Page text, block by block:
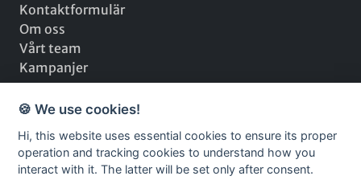
Kontaktformulär
Om oss
Vårt team
Kampanjer
Sociala medier
Instagram
LinkedIn
🍪 We use cookies!
Hi, this website uses essential cookies to ensure its proper
operation and tracking cookies to understand how you
interact with it. The latter will be set only after consent.